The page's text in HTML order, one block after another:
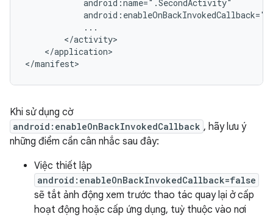
</application>
Khi sử dụng cờ
android:enableOnBackInvokedCallback , hãy lưu ý
những điểm cần cân nhắc sau đây:
Việc thiết lập
android:enableOnBackInvokedCallback=false
sẽ tắt ảnh động xem trước thao tác quay lại ở cấp
hoạt động hoặc cấp ứng dụng, tuỳ thuộc vào nơi